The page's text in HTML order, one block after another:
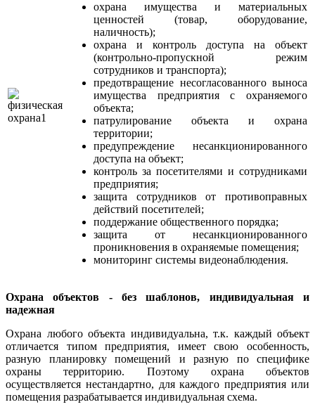
охрана имущества и материальных
ценностей (товар, оборудование,
наличность);
охрана и контроль доступа на объект
(контрольно-пропускной режим
сотрудников и транспорта);
предотвращение несогласованного выноса
имущества предприятия с охраняемого
объекта;
патрулирование объекта и охрана
территории;
предупреждение несанкционированного
доступа на объект;
контроль за посетителями и сотрудниками
предприятия;
защита сотрудников от противоправных
действий посетителей;
поддержание общественного порядка;
защита от несанкционированного
проникновения в охраняемые помещения;
мониторинг системы видеонаблюдения.
Охрана объектов - без шаблонов, индивидуальная и
надежная
Охрана любого объекта индивидуальна, т.к. каждый объект
отличается типом предприятия, имеет свою особенность,
разную планировку помещений и разную по специфике
охраны территорию. Поэтому охрана объектов
осуществляется нестандартно, для каждого предприятия или
помещения разрабатывается индивидуальная схема.